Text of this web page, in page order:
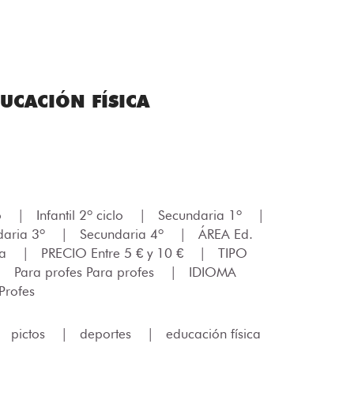
FÍSICA
Infantil 2º ciclo Secundaria 1º
3º Secundaria 4º
ÁREA Ed.
PRECIO Entre 5 € y 10 €
TIPO
Para profes Para profes
IDIOMA
pictos deportes educación física